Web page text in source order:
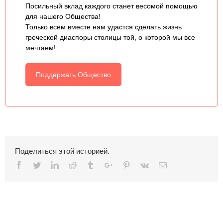
Посильный вклад каждого станет весомой помощью
для нашего Общества!
Только всем вместе нам удастся сделать жизнь
греческой диаспоры столицы той, о которой мы все
мечтаем!
Поддержать Общество
Поделиться этой историей.
Facebook
TwitterLinkedinReddit TumblrGoogle+Pinterest
Vk Email